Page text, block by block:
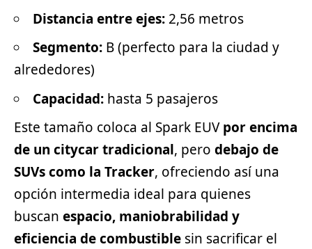
Distancia entre ejes:2,56 metros
Segmento: B (perfecto para la ciudad y
alrededores)
Capacidad: hasta 5 pasajeros
Este tamaño coloca al Spark EUVpor encima
de un citycar tradicional, pero debajo de
SUVs como la Tracker, ofreciendo así una
opción intermedia ideal para quienes
buscan espacio, maniobrabilidad y
eficiencia de combustible sin sacrificar el